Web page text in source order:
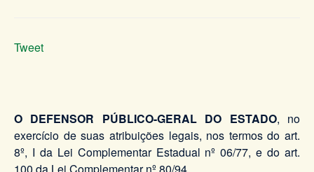
Tweet
O DEFENSOR PÚBLICO-GERAL DO ESTADO, no
exercício de suas atribuições legais, nos termos do art.
8º, I da Lei Complementar Estadual nº 06/77, e do art.
100 da Lei Complementar nº 80/94,